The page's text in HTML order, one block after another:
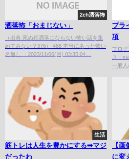
2ch洒落怖
洒落怖「おまじない」
（出典 死ぬ程洒落にならない怖い話を集
めてみない？376） 488 本当にあった怖い
名無し ：2023/11/06(月) 03:35:04....
プラ
項
ブロ
ス：
一般
生活
筋トレは人生を豊かにする➡︎マジ
だったわ
【
に変